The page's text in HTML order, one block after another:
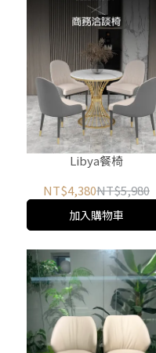
Libya餐椅
NT$4,380NT$5,980
加入購物車